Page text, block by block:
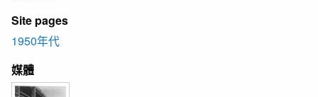
Site pages
1950年代
媒體